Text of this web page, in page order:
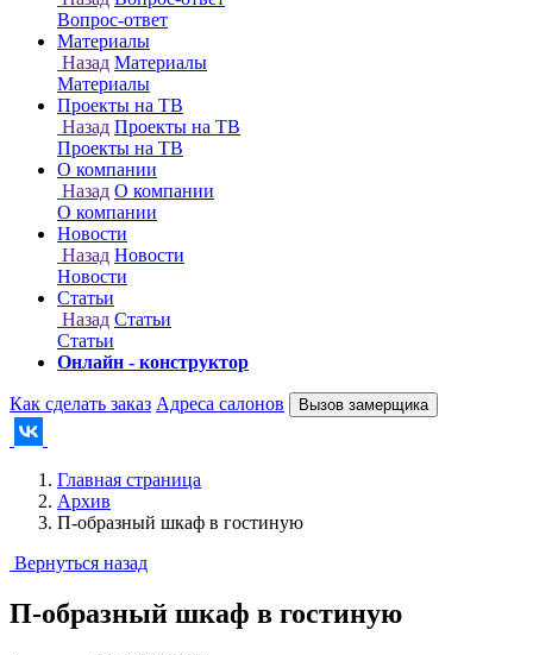
Онлайн - конструктор
Как сделать заказ Адреса салонов Вызов замерщика
Главная страница
Архив
П-образный шкаф в гостиную
Вернуться назад
П-образный шкаф в гостиную